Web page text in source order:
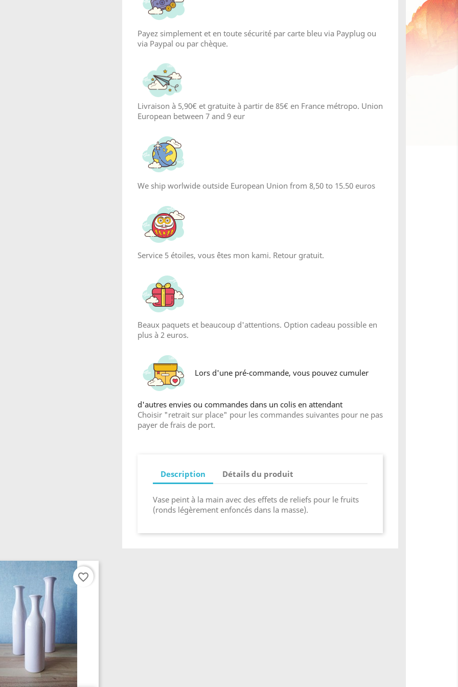
Payez simplement et en toute sécurité par carte bleu via Payplug ou
via Paypal ou par chèque.
Livraison à 5,90€ et gratuite à partir de 85€ en France métropo. Union
European between 7 and 9 eur
We ship worlwide outside European Union from 8,50 to 15.50 euros
Service 5 étoiles, vous êtes mon kami. Retour gratuit.
Beaux paquets et beaucoup d'attentions. Option cadeau possible en
plus à 2 euros.
Lors d'une pré-commande, vous pouvez cumuler
d'autres envies ou commandes dans un colis en attendant
Choisir "retrait sur place" pour les commandes suivantes pour ne pas
payer de frais de port.
Description Détails du produit
Vase peint à la main avec des effets de reliefs pour le fruits
(ronds légèrement enfoncés dans la masse).
favorite_border
Create wishlist